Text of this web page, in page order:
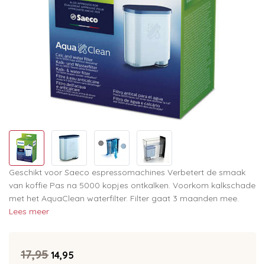
Geschikt voor Saeco espressomachines Verbetert de smaak
van koffie Pas na 5000 kopjes ontkalken. Voorkom kalkschade
met het AquaClean waterfilter. Filter gaat 3 maanden mee.
Lees meer
17,95 14,95